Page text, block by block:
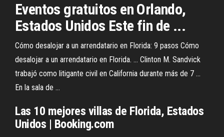
Eventos gratuitos en Orlando,
Estados Unidos Este fin de ...
Cómo desalojar a un arrendatario en Florida: 9 pasos Cómo
desalojar a un arrendatario en Florida. ... Clinton M. Sandvick
trabajó como litigante civil en California durante más de 7 ...
En la sala de ...
Las 10 mejores villas de Florida, Estados
Unidos | Booking.com